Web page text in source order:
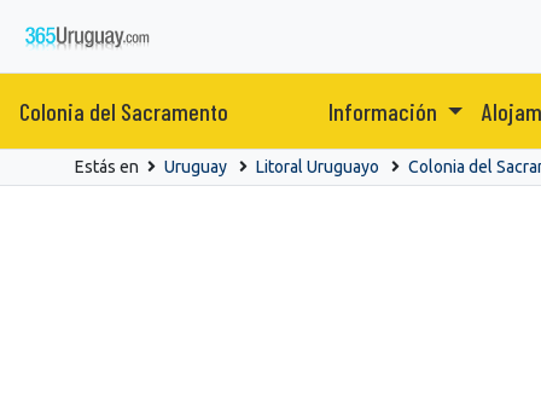
Colonia del Sacramento Información
Estás en Uruguay Litoral Uruguayo Colonia del